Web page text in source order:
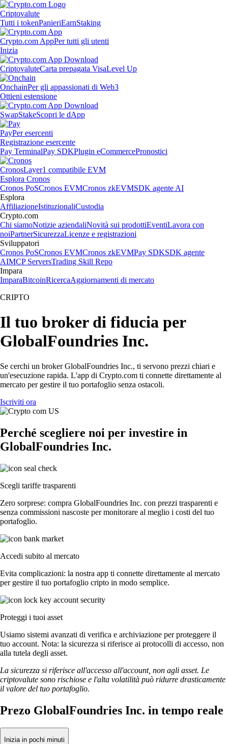
Criptovalute
Tutti i tokenPanieriEarnStaking
Crypto.com AppPer tutti gli utenti
Inizia
CriptovaluteCarta prepagata VisaLevel Up
OnchainPer gli appassionati di Web3
Ottieni estensione
SwapStakeScopri le dApp
PayPer esercenti
Registrazione esercente
Pay TerminalPay SDKPlugin eCommercePronostici
CronosLayer1 compatibile EVM
Esplora Cronos
Cronos PoSCronos EVMCronos zkEVMSDK agente AI
Esplora
AffiliazioneIstituzionaliCustodia
Crypto.com
Chi siamoNotizie aziendaliNovità sui prodottiEventiLavora con
noiPartnerSicurezzaLicenze e registrazioni
Sviluppatori
Cronos PoSCronos EVMCronos zkEVMPay SDKSDK agente
AIMCP ServersTrading Skill Repo
Impara
ImparaBitcoinRicercaAggiornamenti di mercato
CRIPTO
Il tuo broker di fiducia per
GlobalFoundries Inc.
Se cerchi un broker GlobalFoundries Inc., ti servono prezzi chiari e
un'esecuzione rapida. L'app di Crypto.com ti connette direttamente al
mercato per gestire il tuo portafoglio senza ostacoli.
Iscriviti ora
Perché scegliere noi per investire in
GlobalFoundries Inc.
Scegli tariffe trasparenti
Zero sorprese: compra GlobalFoundries Inc. con prezzi trasparenti e
senza commissioni nascoste per monitorare al meglio i costi del tuo
portafoglio.
Accedi subito al mercato
Evita complicazioni: la nostra app ti connette direttamente al mercato
per gestire il tuo portafoglio cripto in modo semplice.
Proteggi i tuoi asset
Usiamo sistemi avanzati di verifica e archiviazione per proteggere il
tuo account. Nota: la sicurezza si riferisce ai protocolli di accesso, non
alla tutela degli asset.
La sicurezza si riferisce all'accesso all'account, non agli asset. Le
criptovalute sono rischiose e l'alta volatilità può ridurre drasticamente
il valore del tuo portafoglio.
Prezo GlobalFoundries Inc. in tempo reale
Inizia in pochi minuti